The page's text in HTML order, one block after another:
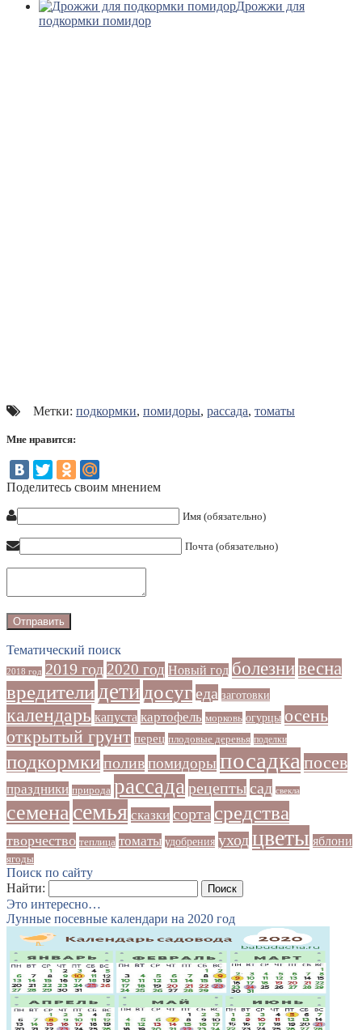
Дрожжи для
подкормки помидор
Метки: подкормки, помидоры, рассада, томаты
Мне нравится:
Поделитесь своим мнением
Имя (обязательно)
Почта (обязательно)
Тематический поиск
2018 год 2019 год 2020 год Новый год болезнивесна
вредители дети досугеда заготовки
календарь капуста картофель морковь огурцы осень
открытый грунт перец плодовые деревья поделки
подкормкиполивпомидоры посадка посев
праздники природа рассада рецептысад свекла
семена семья сказки сорта средства
творчество теплица томаты удобрения уходцветы яблони
ягоды
Поиск по сайту
Найти:
Это интересно…
Лунные посевные календари на 2020 год